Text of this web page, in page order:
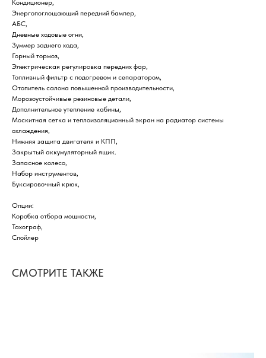
Кондиционер,
Энергопоглощающий передний бампер,
АБС,
Дневные ходовые огни,
Зуммер заднего хода,
Горный тормоз,
Электрическая регулировка передних фар,
Топливный фильтр с подогревом и сепаратором,
Отопитель салона повышенной производительности,
Морозоустойчивые резиновые детали,
Дополнительное утепление кабины,
Москитная сетка и теплоизоляционный экран на радиатор системы
охлаждения,
Нижняя защита двигателя и КПП,
Закрытый аккумуляторный ящик.
Запасное колесо,
Набор инструментов,
Буксировочный крюк,
Опции:
Коробка отбора мощности,
Тахограф,
Спойлер
СМОТРИТЕ ТАКЖЕ